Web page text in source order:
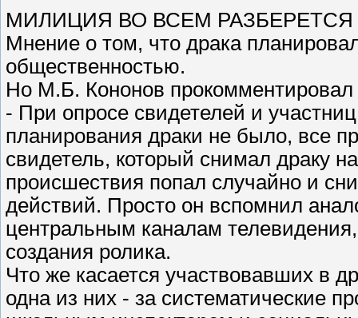
МИЛИЦИЯ ВО ВСЕМ РАЗБЕРЕТСЯ
Мнение о том, что драка
общественностью.
Но М.Б. Кононов прокомментировал
- При опросе свидетелей и
планирования драки не было, все
свидетель, который снимал драку
происшествия попал случайно и
действий. Просто он вспомнил
центральным каналам
создания ролика.
Что же касается участвовавших в
одна из них - за систематические